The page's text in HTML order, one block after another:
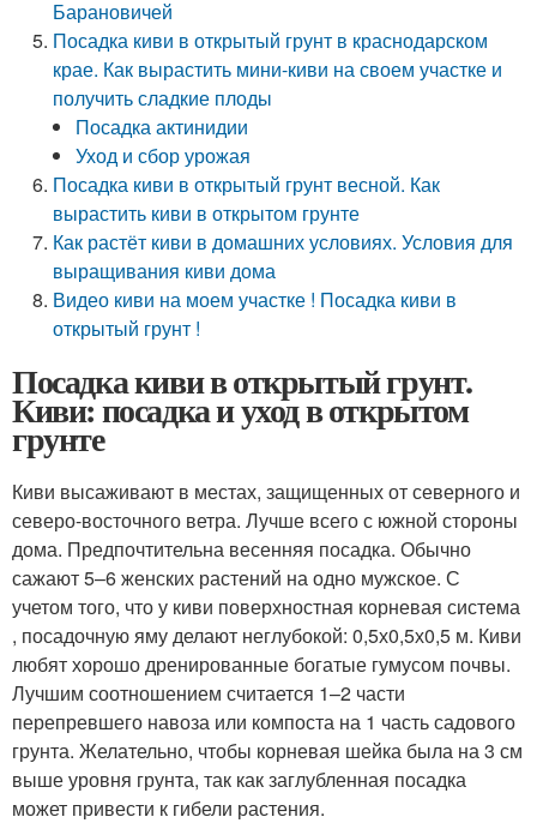
Барановичей
Посадка киви в открытый грунт в краснодарском
крае. Как вырастить мини-киви на своем участке и
получить сладкие плоды
Посадка актинидии
Уход и сбор урожая
Посадка киви в открытый грунт весной. Как
вырастить киви в открытом грунте
Как растёт киви в домашних условиях. Условия для
выращивания киви дома
Видео киви на моем участке ! Посадка киви в
открытый грунт !
Посадка киви в открытый грунт.
Киви: посадка и уход в открытом
грунте
Киви высаживают в местах, защищенных от северного и
северо-восточного ветра. Лучше всего с южной стороны
дома. Предпочтительна весенняя посадка. Обычно
сажают 5–6 женских растений на одно мужское. С
учетом того, что у киви поверхностная корневая система
, посадочную яму делают неглубокой: 0,5х0,5х0,5 м. Киви
любят хорошо дренированные богатые гумусом почвы.
Лучшим соотношением считается 1–2 части
перепревшего навоза или компоста на 1 часть садового
грунта. Желательно, чтобы корневая шейка была на 3 см
выше уровня грунта, так как заглубленная посадка
может привести к гибели растения.